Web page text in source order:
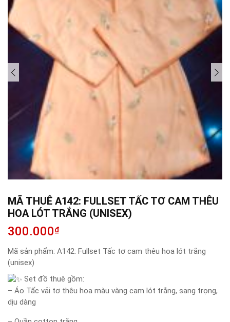
MÃ THUÊ A142: FULLSET TẤC TƠ CAM THÊU
HOA LÓT TRẮNG (UNISEX)
300.000₫
Mã sản phẩm: A142: Fullset Tấc tơ cam thêu hoa lót trắng
(unisex)
Set đồ thuê gồm:
– Áo Tấc vải tơ thêu hoa màu vàng cam lót trắng, sang trọng,
dịu dàng